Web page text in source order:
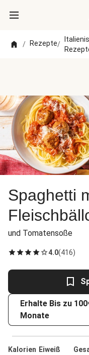
/ Rezepte/
Spaghetti
und Tomatensoße
4.0(416)
Erhalte Bis zu
Monate
Kalorien Eiweiß